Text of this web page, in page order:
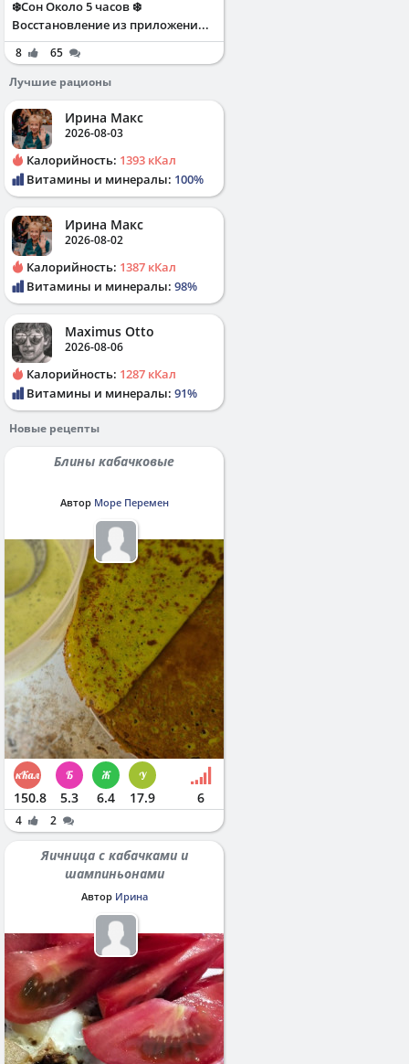
❄️Сон Около 5 часов ❄️
Восстановление из приложени...
8
65
Лучшие рационы
Ирина Макс
2026-08-03
Калорийность: 1393 кКал
Витамины и минералы: 100%
Ирина Макс
2026-08-02
Калорийность: 1387 кКал
Витамины и минералы: 98%
Maximus Otto
2026-08-06
Калорийность: 1287 кКал
Витамины и минералы: 91%
Новые рецепты
Блины кабачковые
Автор Море Перемен
150.8 5.3 6.4 17.9 6
4 2
Яичница с кабачками и
шампиньонами
Автор Ирина